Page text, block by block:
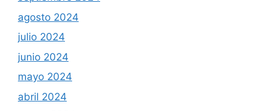
agosto 2024
julio 2024
junio 2024
mayo 2024
abril 2024